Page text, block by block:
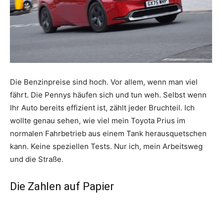
Die Benzinpreise sind hoch. Vor allem, wenn man viel
fährt. Die Pennys häufen sich und tun weh. Selbst wenn
Ihr Auto bereits effizient ist, zählt jeder Bruchteil. Ich
wollte genau sehen, wie viel mein Toyota Prius im
normalen Fahrbetrieb aus einem Tank herausquetschen
kann. Keine speziellen Tests. Nur ich, mein Arbeitsweg
und die Straße.
Die Zahlen auf Papier